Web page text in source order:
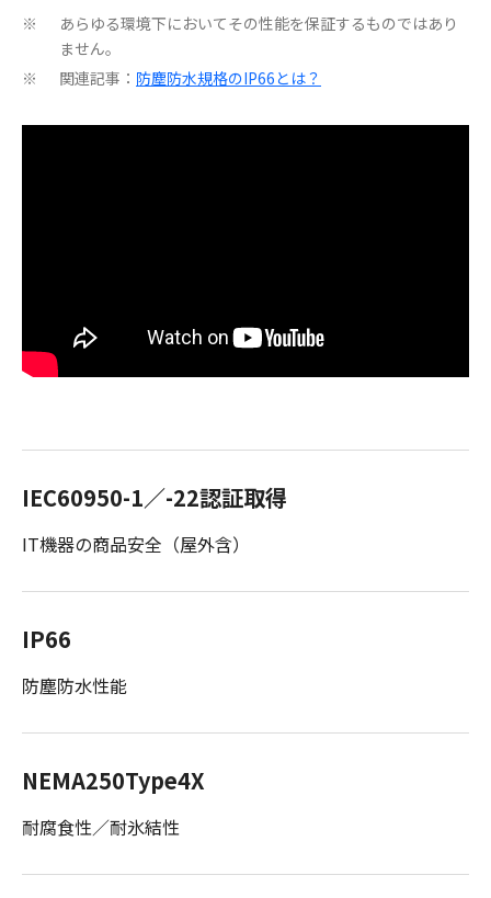
※
あらゆる環境下においてその性能を保証するものではあり
ません。
※ 関連記事： 防塵防水規格のIP66とは？
IEC60950-1／-22認証取得
IT機器の商品安全（屋外含）
IP66
防塵防水性能
NEMA250Type4X
耐腐食性／耐氷結性